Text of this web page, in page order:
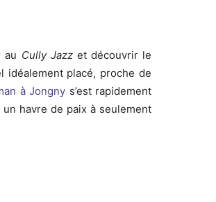
au Cully Jazzet découvrir le
placé, proche de
à Jongny s’est rapidement
havre de paix à seulement